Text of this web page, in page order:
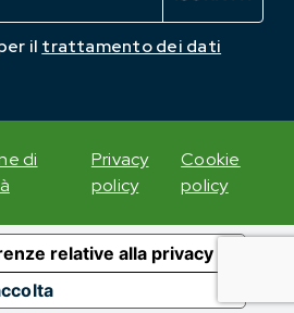
il trattamento dei dati
di
Privacy
policy
Cookie
policy
relative alla privacy